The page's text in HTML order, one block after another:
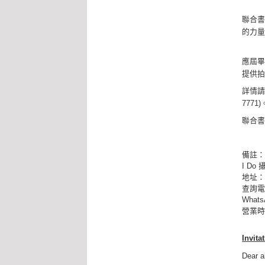
聯合
的力
應屆
提供
詳情
7771)
聯合
備註：
I Do
地址
查詢
營業
Dear